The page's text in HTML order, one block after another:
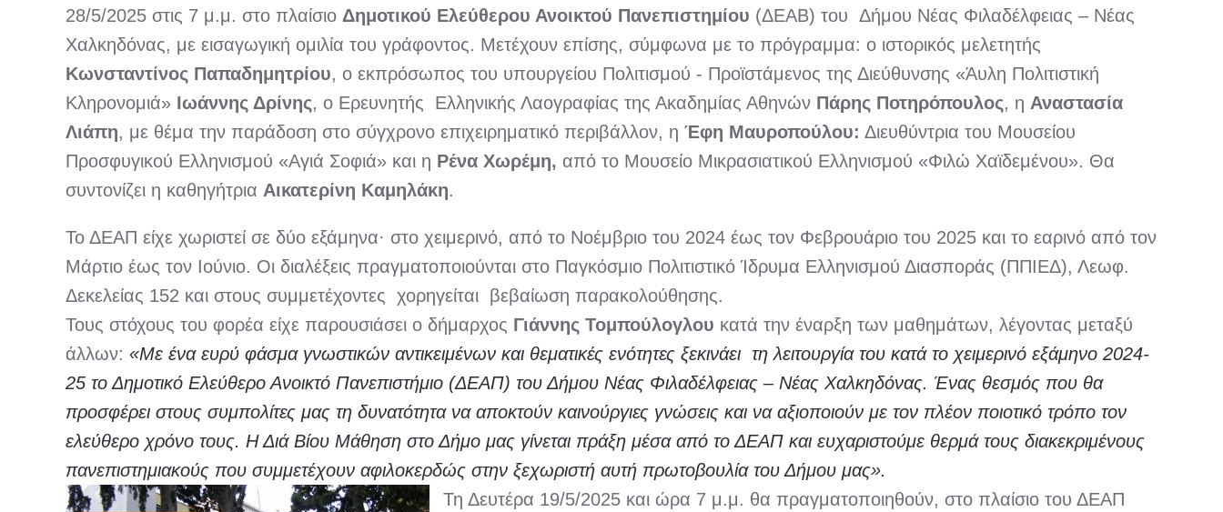
28/5/2025 στις 7 μ.μ. στο πλαίσιο Δημοτικού Ελεύθερου Ανοικτού Πανεπιστημίου (ΔΕΑΒ) του Δήμου Νέας Φιλαδέλφειας – Νέας
Χαλκηδόνας, με εισαγωγική ομιλία του γράφοντος. Μετέχουν επίσης, σύμφωνα με το πρόγραμμα: ο ιστορικός μελετητής
Κωνσταντίνος Παπαδημητρίου, ο εκπρόσωπος του υπουργείου Πολιτισμού - Προϊστάμενος της Διεύθυνσης «Άυλη Πολιτιστική
Κληρονομιά» Ιωάννης Δρίνης, ο Ερευνητής Ελληνικής Λαογραφίας της Ακαδημίας Αθηνών Πάρης Ποτηρόπουλος, η Αναστασία
Λιάπη, με θέμα την παράδοση στο σύγχρονο επιχειρηματικό περιβάλλον, η Έφη Μαυροπούλου: Διευθύντρια του Μουσείου
Προσφυγικού Ελληνισμού «Αγιά Σοφιά» και η Ρένα Χωρέμη, από το Μουσείο Μικρασιατικού Ελληνισμού «Φιλώ Χαϊδεμένου». Θα
συντονίζει η καθηγήτρια Αικατερίνη Καμηλάκη.
Το ΔΕΑΠ είχε χωριστεί σε δύο εξάμηνα· στο χειμερινό, από το Νοέμβριο του 2024 έως τον Φεβρουάριο του 2025 και το εαρινό από τον
Μάρτιο έως τον Ιούνιο. Οι διαλέξεις πραγματοποιούνται στο Παγκόσμιο Πολιτιστικό Ίδρυμα Ελληνισμού Διασποράς (ΠΠΙΕΔ), Λεωφ.
Δεκελείας 152 και στους συμμετέχοντες χορηγείται βεβαίωση παρακολούθησης.
Τους στόχους του φορέα είχε παρουσιάσει ο δήμαρχος Γιάννης Τομπούλογλου κατά την έναρξη των μαθημάτων, λέγοντας μεταξύ
άλλων: «Με ένα ευρύ φάσμα γνωστικών αντικειμένων και θεματικές ενότητες ξεκινάει τη λειτουργία του κατά το χειμερινό εξάμηνο 2024-
25 το Δημοτικό Ελεύθερο Ανοικτό Πανεπιστήμιο (ΔΕΑΠ) του Δήμου Νέας Φιλαδέλφειας – Νέας Χαλκηδόνας. Ένας θεσμός που θα
προσφέρει στους συμπολίτες μας τη δυνατότητα να αποκτούν καινούργιες γνώσεις και να αξιοποιούν με τον πλέον ποιοτικό τρόπο τον
ελεύθερο χρόνο τους. Η Διά Βίου Μάθηση στο Δήμο μας γίνεται πράξη μέσα από το ΔΕΑΠ και ευχαριστούμε θερμά τους διακεκριμένους
πανεπιστημιακούς που συμμετέχουν αφιλοκερδώς στην ξεχωριστή αυτή πρωτοβουλία του Δήμου μας».
Τη Δευτέρα 19/5/2025 και ώρα 7 μ.μ. θα πραγματοποιηθούν, στο πλαίσιο του ΔΕΑΠ